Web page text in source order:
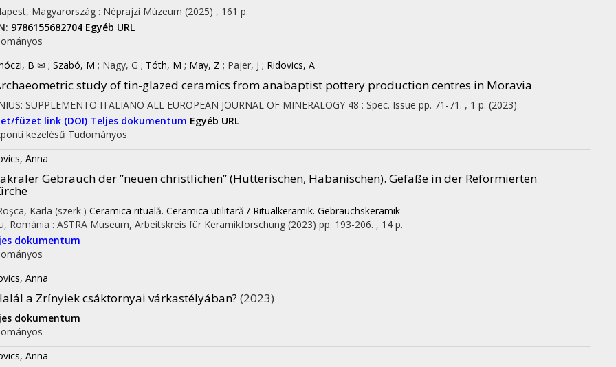
Magyarország : Néprajzi Múzeum (2025) , 161 p.
9786155682704 Egyéb URL
B ✉ ; Szabó, M ; Nagy, G ; Tóth, M ; May, Z ; Pajer, J ; Ridovics, A
study of tin-glazed ceramics from anabaptist pottery production centres in Moravia
SUPPLEMENTO ITALIANO ALL EUROPEAN JOURNAL OF MINERALOGY 48 : Spec. Issue pp. 71-71. , 1 p. (2023)
füzet link (DOI) Teljes dokumentum Egyéb URL
kezelésű Tudományos
Anna
Gebrauch der ”neuen christlichen” (Hutterischen, Habanischen). Gefäße in der Reformierten
Karla (szerk.) Ceramica rituală. Ceramica utilitară / Ritualkeramik. Gebrauchskeramik
Románia : ASTRA Museum, Arbeitskreis für Keramikforschung (2023) pp. 193-206. , 14 p.
dokumentum
Anna
a Zrínyiek csáktornyai várkastélyában? (2023)
dokumentum
Anna